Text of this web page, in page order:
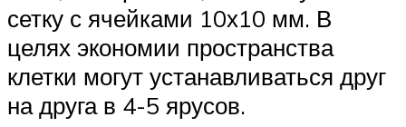
сетку с ячейками 10х10 мм. В
целях экономии пространства
клетки могут устанавливаться друг
на друга в 4-5 ярусов.